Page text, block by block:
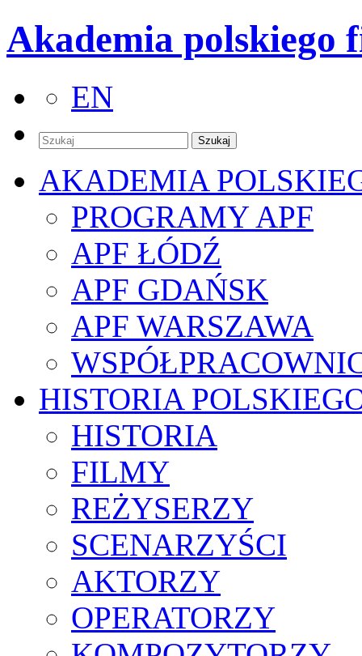
Akademia polskiego
EN
AKADEMIA
PROGRAMY APF
APF ŁÓDŹ
APF GDAŃSK
APF WARSZAWA
HISTORIA
HISTORIA
FILMY
REŻYSERZY
SCENARZYŚCI
AKTORZY
OPERATORZY